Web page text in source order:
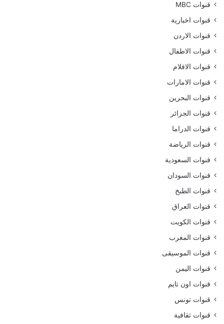
قنوات MBC
قنوات اخبارية
قنوات الاردن
قنوات الاطفال
قنوات الافلام
قنوات الامارات
قنوات البحرين
قنوات الجزائر
قنوات الدراما
قنوات الرياضة
قنوات السعودية
قنوات السودان
قنوات الطبخ
قنوات العراق
قنوات الكويت
قنوات المغرب
قنوات الموسيقى
قنوات اليمن
قنوات اون تايم
قنوات تونس
قنوات ثقافية